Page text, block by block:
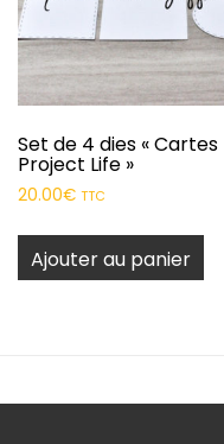
Set de 4 dies « Cartes
Project Life »
20.00€ TTC
Ajouter au panier